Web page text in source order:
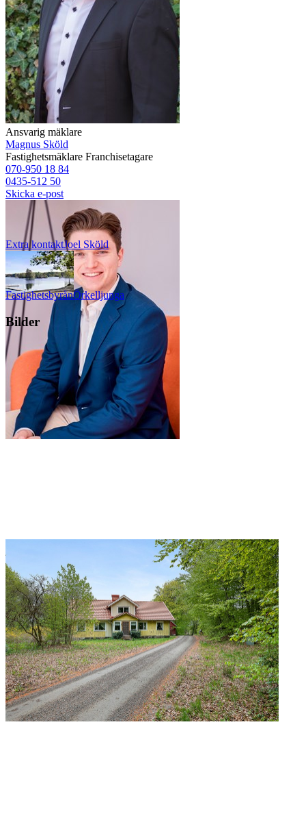
Ansvarig mäklare
Magnus Sköld
Fastighetsmäklare Franchisetagare
070-950 18 84
0435-512 50
Skicka e-post
Extra kontaktJoel Sköld
FastighetsbyrånÖrkelljunga
Bilder